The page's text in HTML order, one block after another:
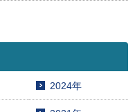
2024年